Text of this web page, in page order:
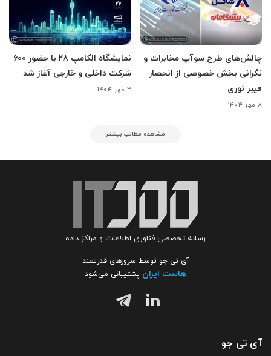
چالش‌های طرح سوآپ مخابرات و
نگرانی بخش خصوصی از انحصار
فیبر نوری
۸ مهر ۱۴۰۴
نمایشگاه الکامپ ۲۸ با حضور ۶۰۰
شرکت داخلی و خارجی آغاز شد
۳ مهر ۱۴۰۴
مشاهده مطالب بیشتر
رسانه تخصصی فناوری اطلاعات و مراکز داده
آی تی جو توسط سرورهای قدرتمند
هاست ایران پشتیبانی می‌شود
آی تی جو